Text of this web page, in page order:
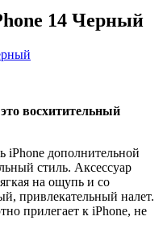
14 Черный
восхитительный
iPhone дополнительной
стиль. Аксессуар
на ощупь и со
привлекательный налет.
прилегает к iPhone, не